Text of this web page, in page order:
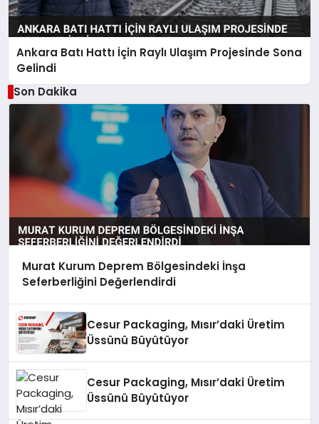
Ankara Batı Hattı İçin Raylı Ulaşım Projesinde Sona
Gelindi
Son Dakika
Murat Kurum Deprem Bölgesindeki İnşa
Seferberliğini Değerlendirdi
Cesur Packaging, Mısır’daki Üretim
Üssünü Büyütüyor
Cesur Packaging, Mısır’daki Üretim
Üssünü Büyütüyor